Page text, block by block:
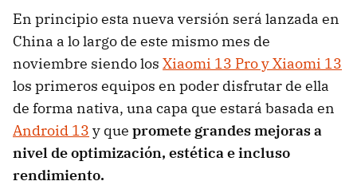
En principio esta nueva versión será lanzada en
China a lo largo de este mismo mes de
noviembre siendo los Xiaomi 13 Pro y Xiaomi 13
los primeros equipos en poder disfrutar de ella
de forma nativa, una capa que estará basada en
Android 13 y que promete grandes mejoras a
nivel de optimización, estética e incluso
rendimiento.